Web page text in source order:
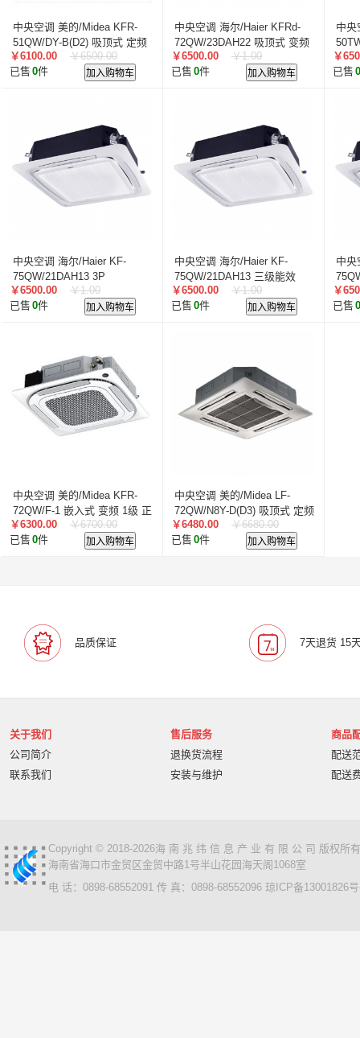
中央空调 美的/Midea KFR-
51QW/DY-B(D2) 吸顶式 定频
2级 正2P 50㎡及以下 白色
￥6100.00
￥6500.00
已售 0件 加入购物车
中央空调 海尔/Haier KFRd-
72QW/23DAH22 吸顶式 变频
2级 正3P 50㎡及以下 白色
￥6500.00
￥1.00
已售 0件 加入购物车
中央
定频
￥
已售 0
中央空调 海尔/Haier KF-
75QW/21DAH13 3P
￥6500.00
￥1.00
已售 0件 加入购物车
中央空调 海尔/Haier KF-
75QW/21DAH13 三级能效
￥6500.00
￥1.00
已售 0件 加入购物车
中央
￥
已售 0
中央空调 美的/Midea KFR-
72QW/F-1 嵌入式 变频 1级 正
3P 50㎡及以下 白色
￥6300.00
￥6700.00
已售 0件 加入购物车
中央空调 美的/Midea LF-
72QW/N8Y-D(D3) 吸顶式 定频
3级 正3P 50㎡及以下 白色
￥6480.00
￥6680.00
已售 0件 加入购物车
品质保证 7天退货 15
关于我们
公司简介
联系我们
售后服务
退换货流程
安装与维护
商品
配送
配送
Copyright © 2018-2026海 南 兆 纬 信 息 产 业 有 限 公 司 版权所
海南省海口市金贸区金贸中路1号半山花园海天阁1068室
电 话：0898-68552091 传 真：0898-68552096 琼ICP备13001826